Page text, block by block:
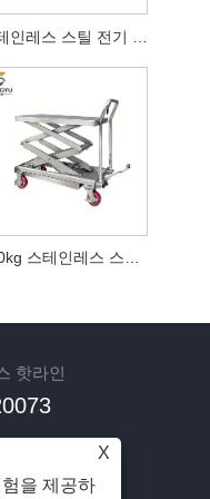
350kg 스테인레스 스틸 유압 리프팅 플랫폼 트럭
핫라인
X
을 제공하